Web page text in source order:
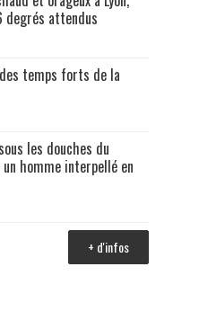
degrés attendus
des temps forts de la
les douches du
homme interpellé en
+ d'infos